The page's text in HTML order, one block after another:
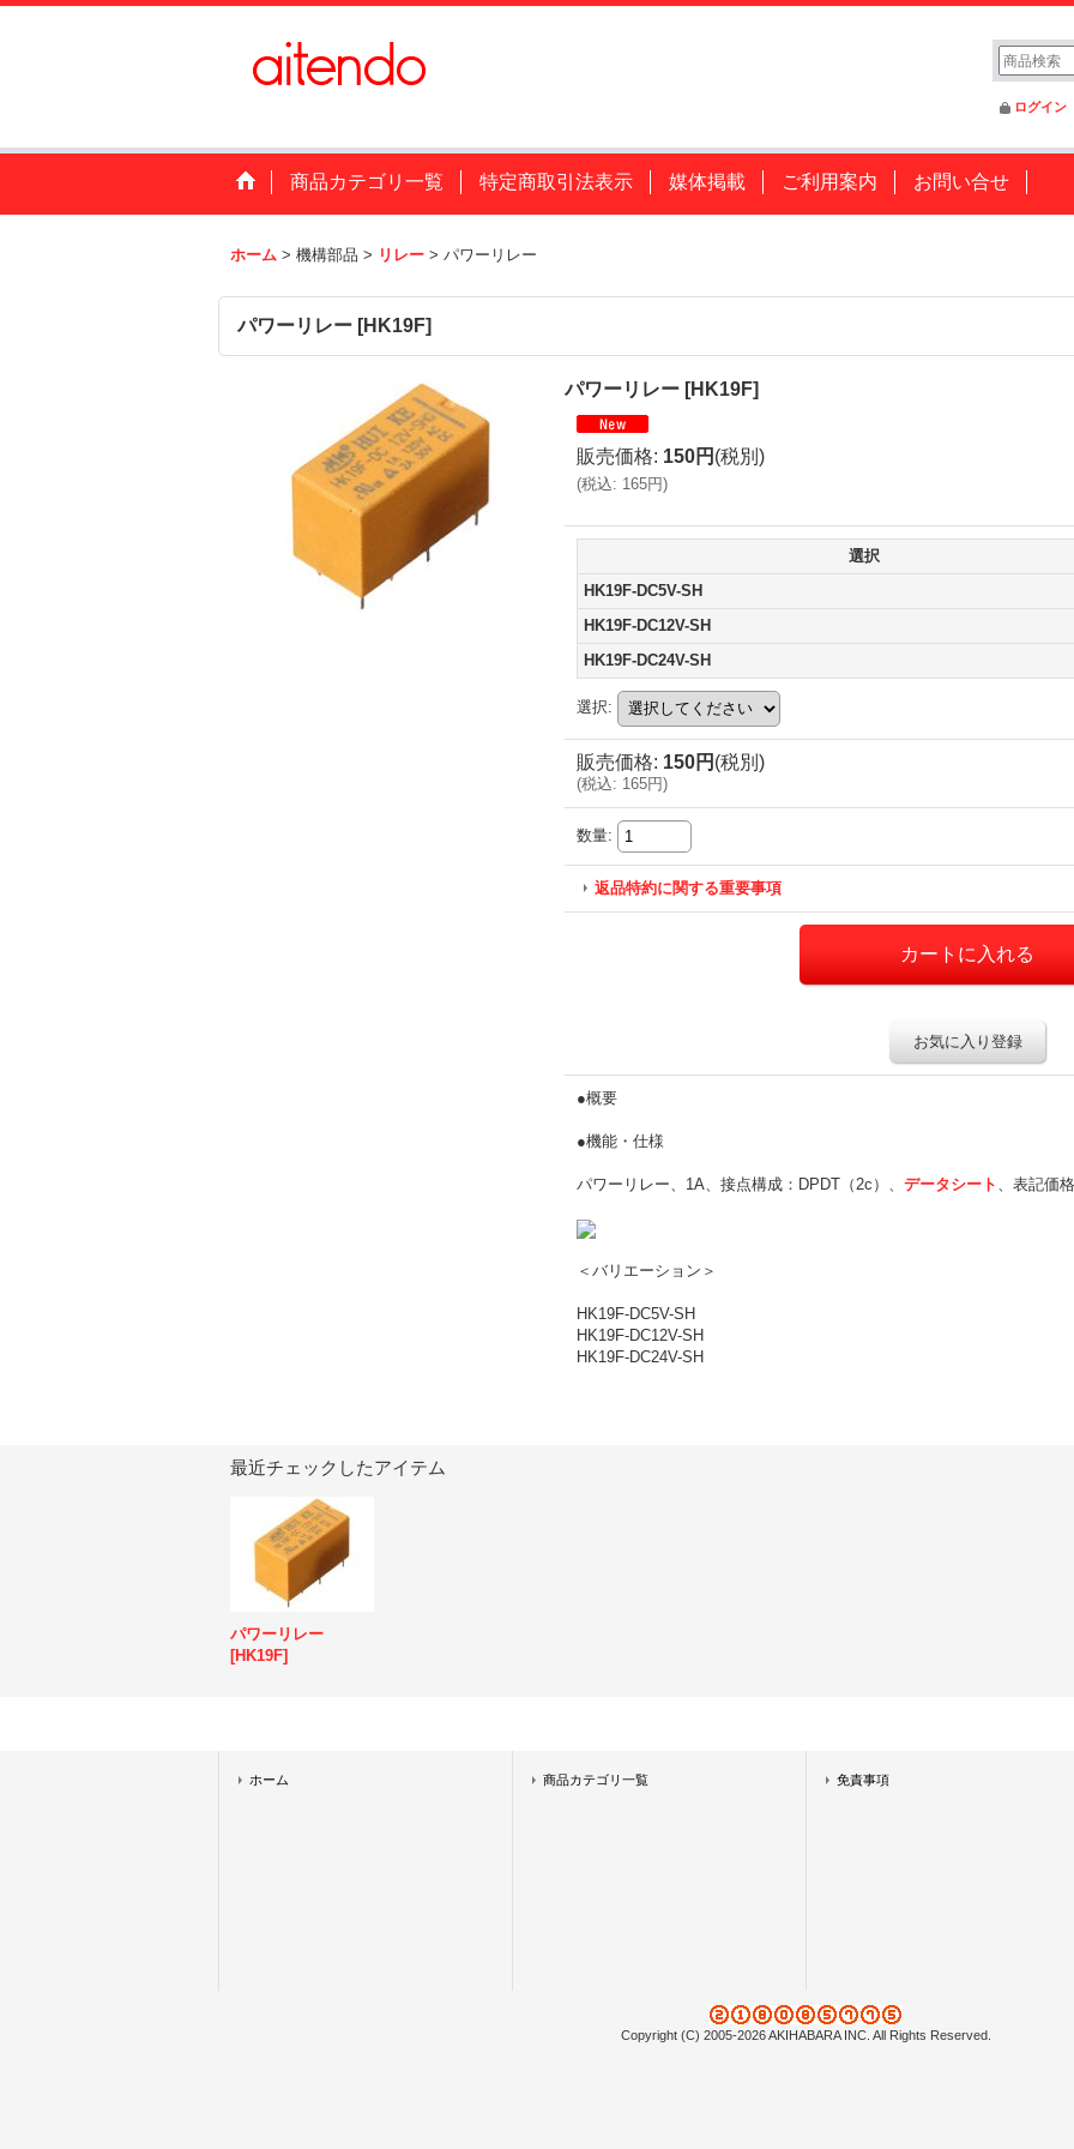
ログイン
商品カテゴリ一覧 特定商取引法表示 媒体掲載 ご利用案内 お問い合せ
ホーム > 機構部品 > リレー > パワーリレー
パワーリレー [HK19F]
パワーリレー [HK19F]
販売価格: 150円 (税別)
(税込: 165円)
選択
HK19F-DC5V-SH
HK19F-DC12V-SH
HK19F-DC24V-SH
選択:
販売価格: 150円 (税別)
(税込: 165円)
数量:
返品特約に関する重要事項
お気に入り登録
●概要
●機能・仕様
パワーリレー、1A、接点構成：DPDT（2c）、 データシート 、表記価
＜バリエーション＞
HK19F-DC5V-SH
HK19F-DC12V-SH
HK19F-DC24V-SH
最近チェックしたアイテム
パワーリレー
[HK19F]
ホーム 商品カテゴリ一覧 免責事項
Copyright (C) 2005-2026 AKIHABARA INC. All Rights Reserved.